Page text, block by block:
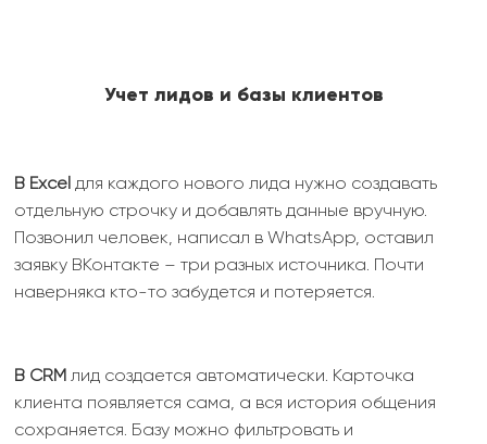
Учет лидов и базы клиентов
В Excel для каждого нового лида нужно создавать
отдельную строчку и добавлять данные вручную.
Позвонил человек, написал в WhatsApp, оставил
заявку ВКонтакте – три разных источника. Почти
наверняка кто-то забудется и потеряется.
В CRM лид создается автоматически. Карточка
клиента появляется сама, а вся история общения
сохраняется. Базу можно фильтровать и